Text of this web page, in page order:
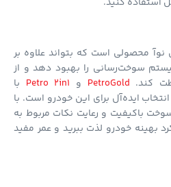
است که بتواند علاوه بر
را بهبود دهد و از
PetroGoldوPetro 2in1 با
برای این خودرو است. با
و رعایت نکات مربوط به
خودرو لذت ببرید و عمر مفید